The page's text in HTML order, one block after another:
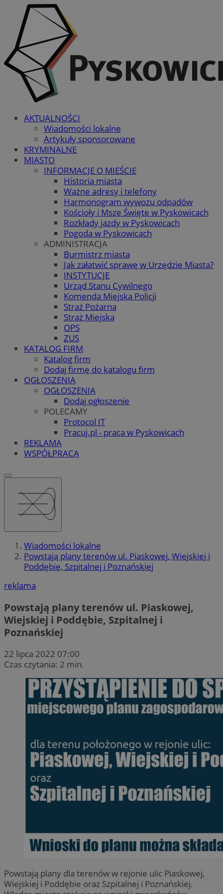
AKTUALNOŚCI
Wiadomości lokalne
Artykuły sponsorowane
KRYMINALNE
MIASTO
INFORMACJE O MIEŚCIE
Historia miasta
Ważne adresy i telefony
Harmonogram wywozu odpadów
Kościoły i Msze Święte w Pyskowicach
Rozkłady jazdy w Pyskowicach
Pogoda w Pyskowicach
ADMINISTRACJA
Burmistrz miasta
Jak załatwić sprawę w Urzędzie Miasta?
INSTYTUCJE
Urząd Stanu Cywilnego
Komenda Miejska Policji
Straż Pożarna
Straż Miejska
OPS
ZUS
KATALOG FIRM
Katalog firm
Dodaj firmę do katalogu firm
OGŁOSZENIA
OGŁOSZENIA
Dodaj ogłoszenie
POLECAMY
Protocol IT
Pracuj.pl - praca w Pyskowicach
REKLAMA
WSPÓŁPRACA
Wiadomości lokalne
Powstają plany terenów ul. Piaskowej, Wiejskiej i
Poddębie, Szpitalnej i Poznańskiej
reklama
Powstają plany terenów ul. Piaskowej,
Wiejskiej i Poddębie, Szpitalnej i
Poznańskiej
22 lipca 2022 07:00
Czas czytania: 2 min.
Powstają plany dla terenów w rejonie ulic Piaskowej,
Wiejskiej i Poddębie oraz Szpitalnej i Poznańskiej.